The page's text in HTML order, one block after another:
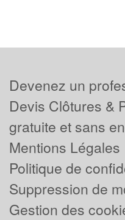
Devenez un
Devis Clôtures &
gratuite et sans
Mentions Légales
Politique de
Suppression de
Gestion des